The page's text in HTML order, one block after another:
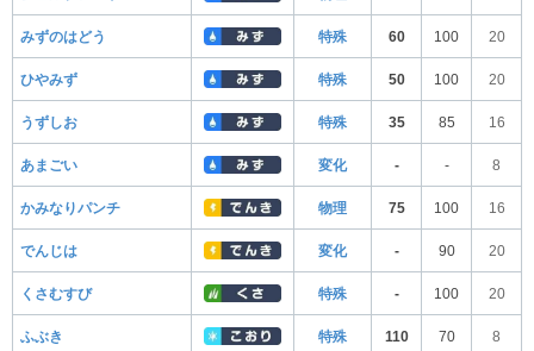
みずのはどう 特殊 60 100 20
ひやみず 特殊 50 100 20
うずしお 特殊 35 85 16
あまごい 変化 - - 8
かみなりパンチ 物理 75 100 16
でんじは 変化 - 90 20
くさむすび 特殊 - 100 20
ふぶき 特殊 110 70 8